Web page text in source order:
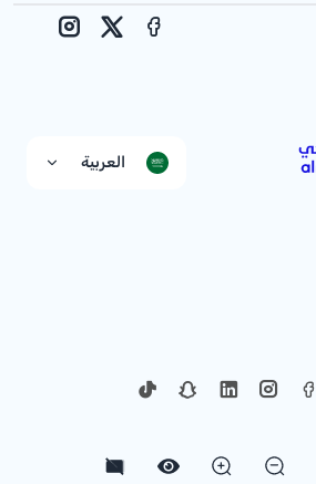
Facebook
X
العربية